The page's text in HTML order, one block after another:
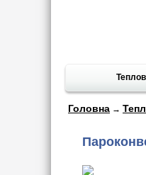
Головна →